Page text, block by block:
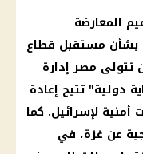
المعارضة
بشأن مستقبل قطاع
تتولى مصر إدارة
"وصاية دولية" تتيح إعادة
أمنية لإسرائيل. كما
عن غزة، في